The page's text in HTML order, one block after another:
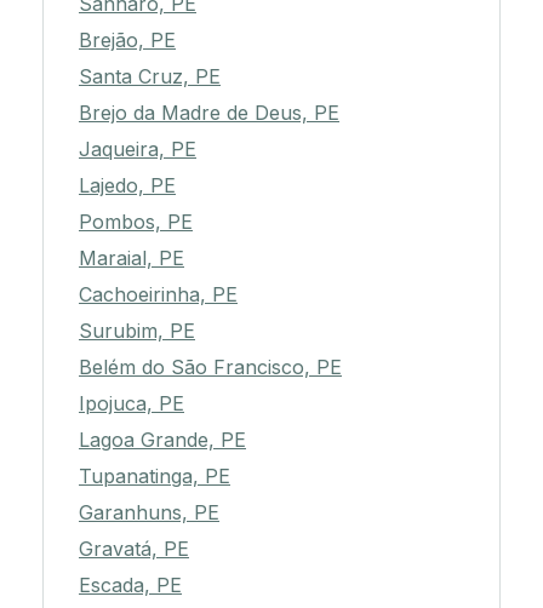
Brejão, PE
Santa Cruz, PE
Brejo da Madre de Deus, PE
Jaqueira, PE
Lajedo, PE
Pombos, PE
Maraial, PE
Cachoeirinha, PE
Surubim, PE
Belém do São Francisco, PE
Ipojuca, PE
Lagoa Grande, PE
Tupanatinga, PE
Garanhuns, PE
Gravatá, PE
Escada, PE